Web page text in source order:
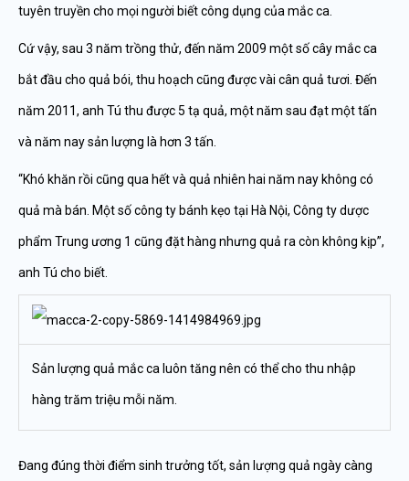
tuyên truyền cho mọi người biết công dụng của mắc ca.
Cứ vậy, sau 3 năm trồng thử, đến năm 2009 một số cây mắc ca
bắt đầu cho quả bói, thu hoạch cũng được vài cân quả tươi. Đến
năm 2011, anh Tú thu được 5 tạ quả, một năm sau đạt một tấn
và năm nay sản lượng là hơn 3 tấn.
“Khó khăn rồi cũng qua hết và quả nhiên hai năm nay không có
quả mà bán. Một số công ty bánh kẹo tại Hà Nội, Công ty dược
phẩm Trung ương 1 cũng đặt hàng nhưng quả ra còn không kịp”,
anh Tú cho biết.
Sản lượng quả mắc ca luôn tăng nên có thể cho thu nhập
hàng trăm triệu mỗi năm.
Đang đúng thời điểm sinh trưởng tốt, sản lượng quả ngày càng